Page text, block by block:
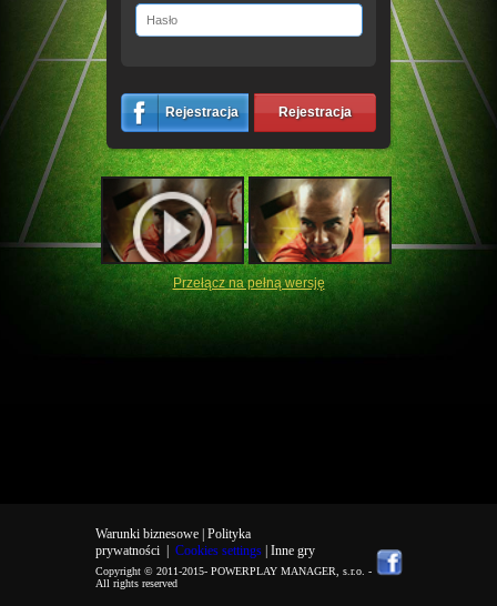
Rejestracja Rejestracja
Przełącz na pełną wersję
Warunki biznesowe | Polityka
prywatności| Cookies settings | Inne gry
Copyright © 2011-2015- POWERPLAY MANAGER, s.r.o. -
All rights reserved